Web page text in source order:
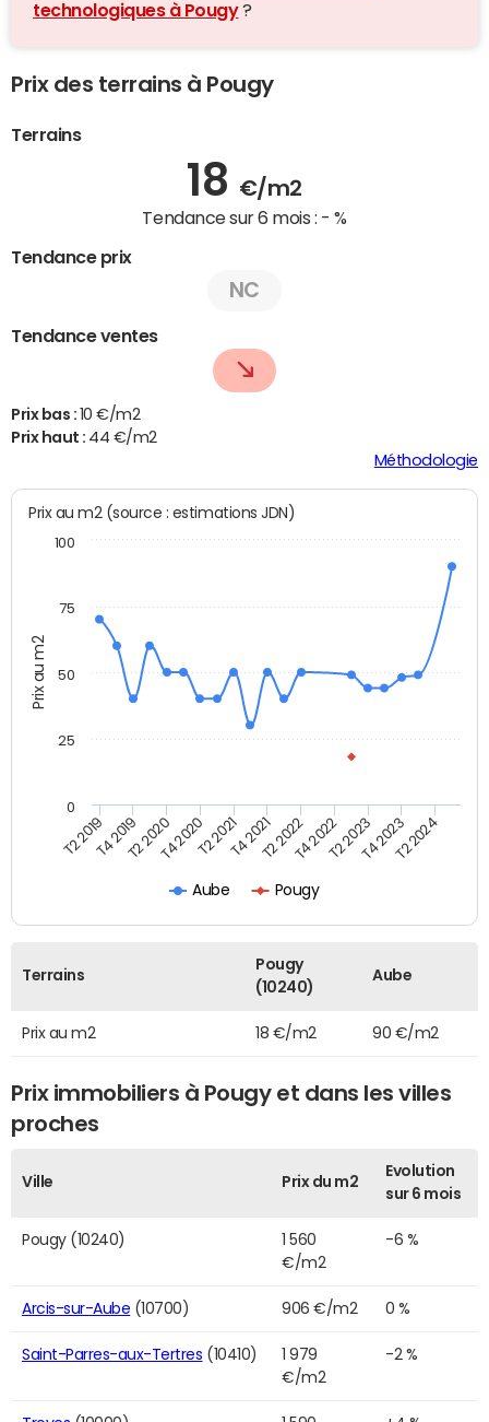
technologiques à Pougy?
Prix des terrains à Pougy
Terrains
18 €/m2
Tendance sur 6 mois : - %
Tendance prix
NC
Tendance ventes
Prix bas : 10 €/m2
Prix haut : 44 €/m2
Méthodologie
Prix au m2
Prix au m2 (source : estimations JDN)
Aube Pougy
T2 2019T4 2019T2 2020T4 2020T2 2021T4 2021T2 2022T4 2022T2 2023T4 2023T2 2024
0
100
25
50
75
Terrains
Pougy
(10240)
Aube
Prix au m2 18 €/m2 90 €/m2
Prix immobiliers à Pougy et dans les villes
proches
Ville Prix du m2
Evolution
sur 6 mois
Pougy (10240)
1 560
€/m2
-6 %
Arcis-sur-Aube (10700) 906 €/m2 0 %
Saint-Parres-aux-Tertres (10410)
1 979
€/m2
-2 %